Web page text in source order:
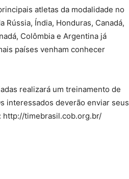
atletas da modalidade no
Índia, Honduras, Canadá,
Colômbia e Argentina já
países venham conhecer
realizará um treinamento de
interessados deverão enviar seus
http://timebrasil.cob.org.br/